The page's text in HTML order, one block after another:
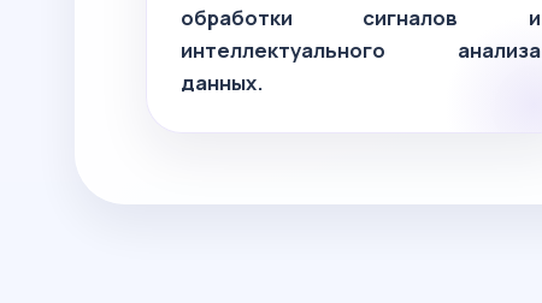
обработки сигналов и
интеллектуального анализа
данных.